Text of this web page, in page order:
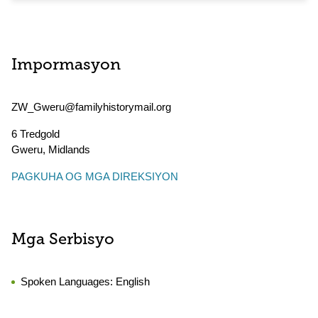
Impormasyon
ZW_Gweru@familyhistorymail.org
6 Tredgold
Gweru, Midlands
PAGKUHA OG MGA DIREKSIYON
Mga Serbisyo
Spoken Languages: English